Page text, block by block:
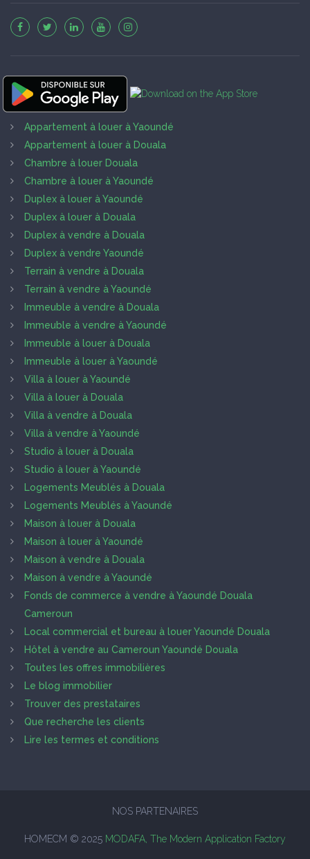
Appartement à louer à Yaoundé
Appartement à louer à Douala
Chambre à louer Douala
Chambre à louer à Yaoundé
Duplex à louer à Yaoundé
Duplex à louer à Douala
Duplex à vendre à Douala
Duplex à vendre Yaoundé
Terrain à vendre à Douala
Terrain à vendre à Yaoundé
Immeuble à vendre à Douala
Immeuble à vendre à Yaoundé
Immeuble à louer à Douala
Immeuble à louer à Yaoundé
Villa à louer à Yaoundé
Villa à louer à Douala
Villa à vendre à Douala
Villa à vendre à Yaoundé
Studio à louer à Douala
Studio à louer à Yaoundé
Logements Meublés à Douala
Logements Meublés à Yaoundé
Maison à louer à Douala
Maison à louer à Yaoundé
Maison à vendre à Douala
Maison à vendre à Yaoundé
Fonds de commerce à vendre à Yaoundé Douala
Cameroun
Local commercial et bureau à louer Yaoundé Douala
Hôtel à vendre au Cameroun Yaoundé Douala
Toutes les offres immobilières
Le blog immobilier
Trouver des prestataires
Que recherche les clients
Lire les termes et conditions
NOS PARTENAIRES
HOMECM © 2025 MODAFA, The Modern Application Factory